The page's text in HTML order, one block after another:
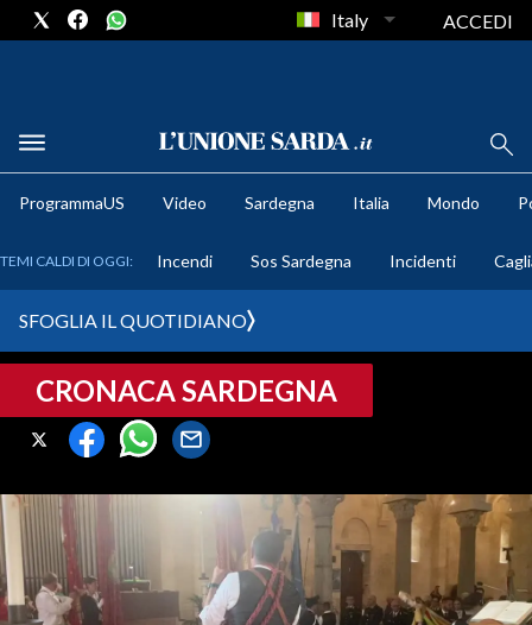
METEO
CRONACA SARDEGNA
CAGLIARI
SULCIS IGLESIENTE
MEDIO CAMPIDANO
ORISTANO E PROVINCIA
SASSARI E PROVINCIA
Italy ACCEDI
ProgrammaUS Video Sardegna Italia Mondo
TEMI CALDI DI OGGI: Incendi Sos Sardegna Incidenti
SFOGLIA IL QUOTIDIANO
CRONACA SARDEGNA